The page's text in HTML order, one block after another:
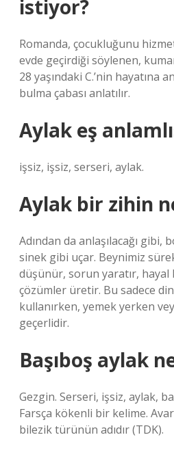
istiyor?
Romanda, çocukluğunu
evde geçirdiği söylenen,
28 yaşındaki C.’nin hayatına
bulma çabası anlatılır.
Aylak eş
işsiz, işsiz, serseri, aylak.
Aylak bir zihin
Adından da anlaşılacağı
sinek gibi uçar. Beynimiz
düşünür, sorun yaratır,
çözümler üretir. Bu sadece
kullanırken, yemek yerken
geçerlidir.
Başıboş aylak
Gezgin. Serseri, işsiz, aylak,
Farsça kökenli bir kelime.
bilezik türünün adıdır (TDK).